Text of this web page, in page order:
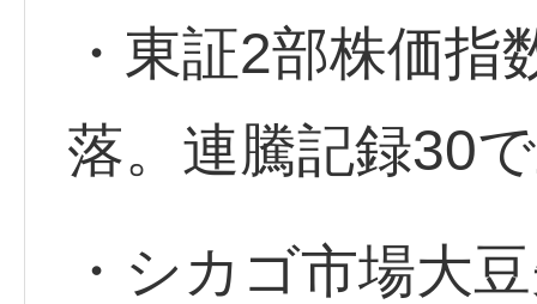
・東証2部株価
落。連騰記録30
・シカゴ市場大